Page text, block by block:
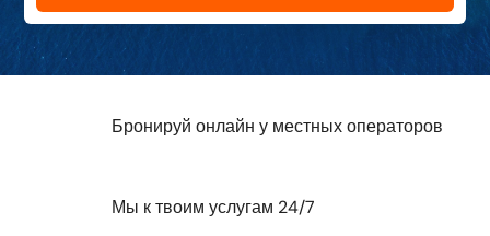
Бронируй онлайн у местных операторов
Мы к твоим услугам 24/7